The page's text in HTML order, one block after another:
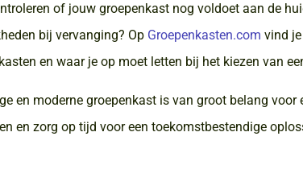
of jouw groepenkast nog voldoet aan de
bij vervanging? Op Groepenkasten.com vind
en waar je op moet letten bij het kiezen van
en moderne groepenkast is van groot belang
en zorg op tijd voor een toekomstbestendige